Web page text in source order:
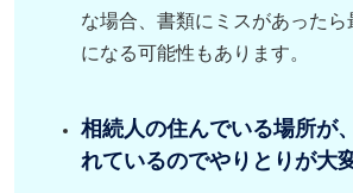
な場合、書類にミスがあったら
になる可能性もあります。
相続人の住んでいる場所が
れているのでやりとりが大変